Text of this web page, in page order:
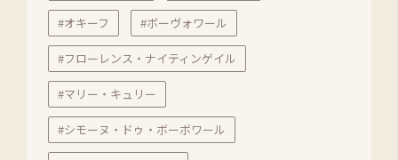
#オキーフ #ボーヴォワール
#フローレンス・ナイティンゲイル
#マリー・キュリー
#シモーヌ・ドゥ・ボーボワール